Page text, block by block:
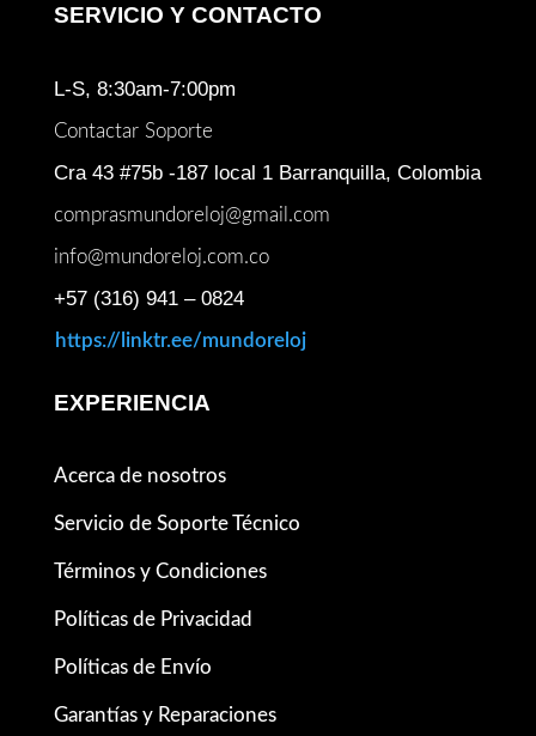
SERVICIO Y CONTACTO
L-S, 8:30am-7:00pm
Contactar Soporte
Cra 43 #75b -187 local 1 Barranquilla, Colombia
comprasmundoreloj@gmail.com
info@mundoreloj.com.co
+57 (316) 941 – 0824
https://linktr.ee/mundoreloj
EXPERIENCIA
Acerca de nosotros
Servicio de Soporte Técnico
Términos y Condiciones
Políticas de Privacidad
Políticas de Envío
Garantías y Reparaciones